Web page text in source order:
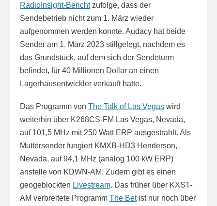
RadioInsight-Berichtzufolge, dass der
Sendebetrieb nicht zum 1. März wieder
aufgenommen werden konnte. Audacy hat beide
Sender am 1. März 2023 stillgelegt, nachdem es
das Grundstück, auf dem sich der Sendeturm
befindet, für 40 Millionen Dollar an einen
Lagerhausentwickler verkauft hatte.
Das Programm von The Talk of Las Vegas wird
weiterhin über K268CS-FM Las Vegas, Nevada,
auf 101,5 MHz mit 250 Watt ERP ausgestrahlt. Als
Muttersender fungiert KMXB-HD3 Henderson,
Nevada, auf 94,1 MHz (analog 100 kW ERP)
anstelle von KDWN-AM. Zudem gibt es einen
geogeblockten Livestream. Das früher über KXST-
AM verbreitete Programm The Betist nur noch über